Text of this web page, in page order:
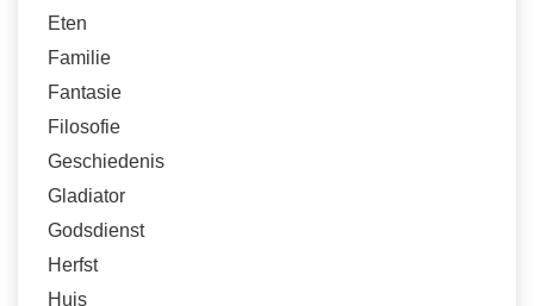
Eten
Familie
Fantasie
Filosofie
Geschiedenis
Gladiator
Godsdienst
Herfst
Huis